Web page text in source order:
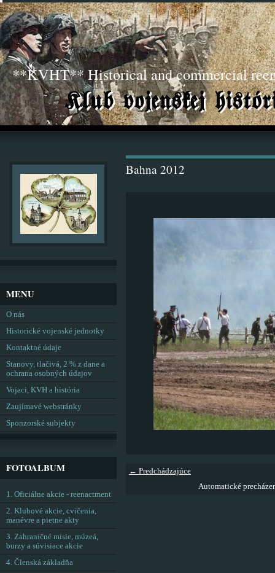
**KVHT** Historical and commercial
Bahna 2012
← Predchádzajúce
Automatické
MENU
O nás
Historické vojenské jednotky
Kontaktné údaje
Stanovy, tlačivá, 2 % z dane a
ochrana osobných údajov
Vojaci, KVH a história
Zaujímavé webstránky
Sponzorské subjekty
FOTOALBUM
1. Oficiálne akcie - reenactment
2. Klubové akcie, cvičenia,
manévre a pietne akty
3. Zahraničné misie, múzeá,
burzy a súvisiace akcie
4. Členská základňa